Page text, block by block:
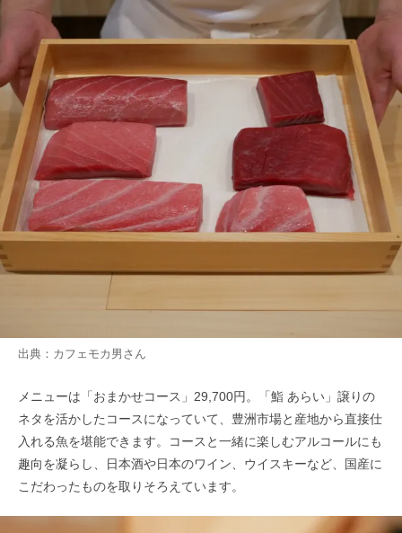
出典： カフェモカ男 さん
メニューは「おまかせコース」29,700円。「鮨 あらい」譲りの
ネタを活かしたコースになっていて、豊洲市場と産地から直接仕
入れる魚を堪能できます。コースと一緒に楽しむアルコールにも
趣向を凝らし、日本酒や日本のワイン、ウイスキーなど、国産に
こだわったものを取りそろえています。